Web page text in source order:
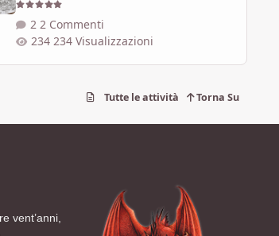
2 Commenti
234 Visualizzazioni
Tutte le attività Torna Su
vent’anni,